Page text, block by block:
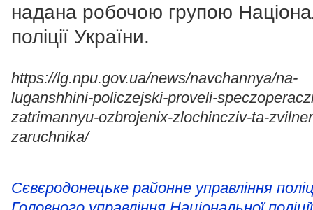
надана робочою групою
поліції України.
https://lg.npu.gov.ua/news/navchannya/na-
luganshhini-policzejski-proveli-
zatrimannyu-ozbrojenix-zlochincziv-ta-
zaruchnika/
Сєвєродонецьке районне управління